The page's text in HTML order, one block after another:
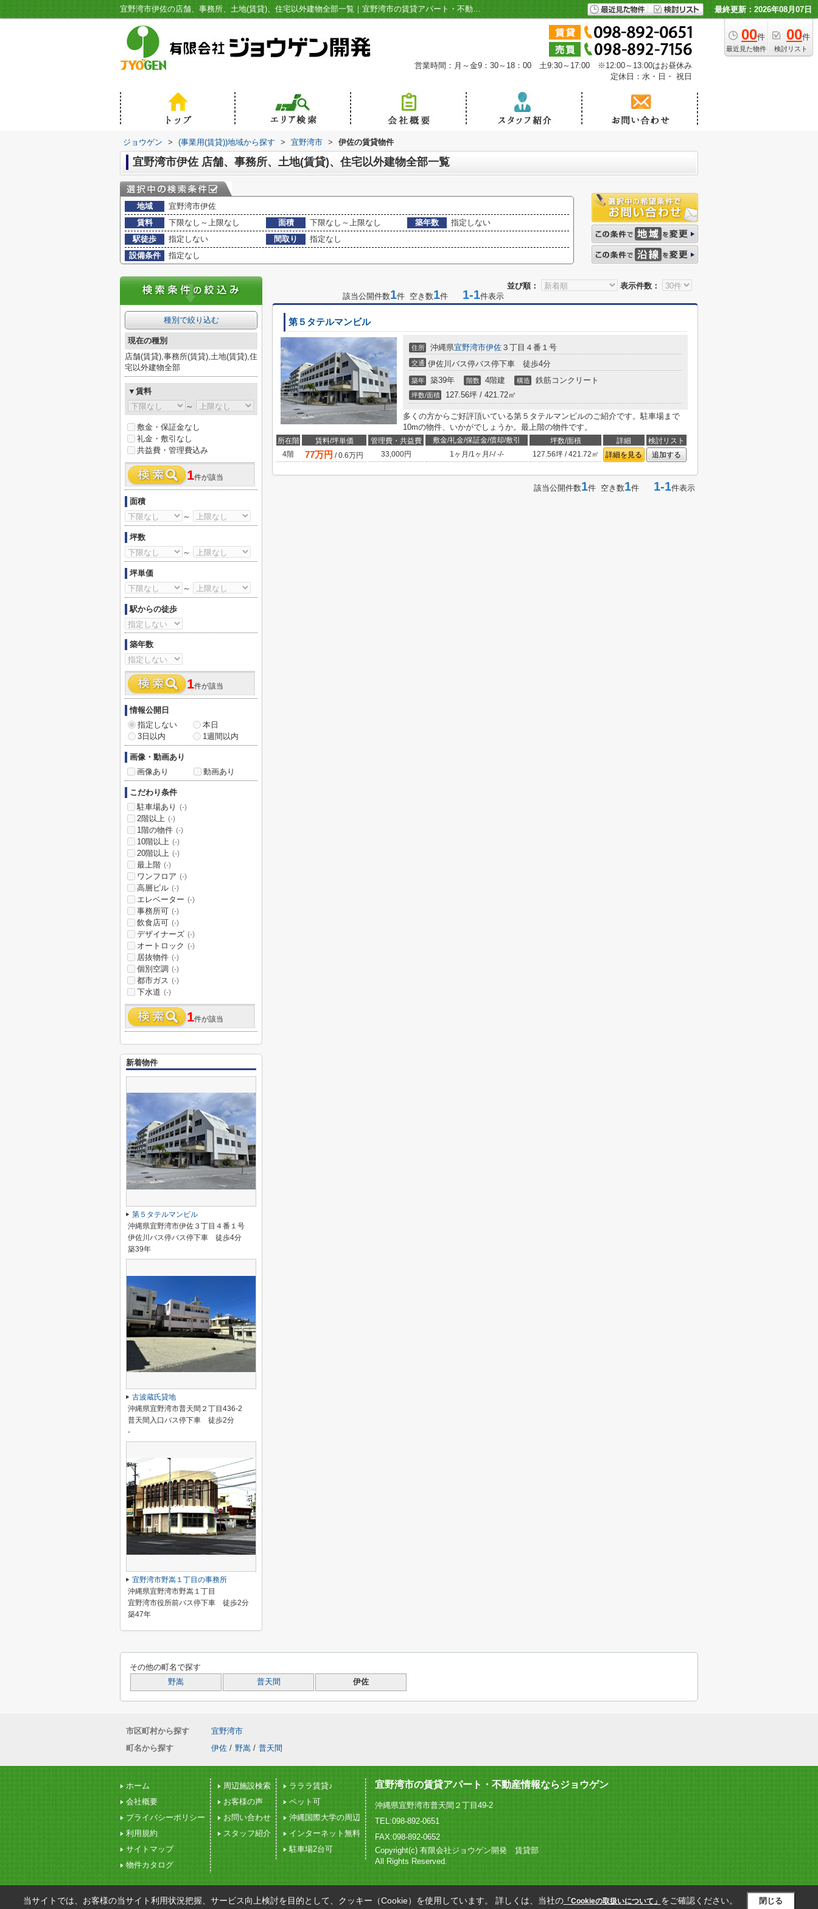
宜野湾市伊佐の店舗、事務所、土地(賃貸)、住宅以外建物全部一覧｜宜野湾市の賃貸アパート・不動産情報ならジョウゲンにお任せ！ 最終更新：2026年08月07日
00件
最近見た物件
00件
検討リスト
営業時間：月～金9：30～18：00 土9:30～17:00 ※12:00～13:00はお昼休み
定休日：水・日・ 祝日
ジョウゲン > (事業用(賃貸))地域から探す > 宜野湾市 > 伊佐の賃貸物件
宜野湾市伊佐 店舗、事務所、土地(賃貸)、住宅以外建物全部一覧
地域
宜野湾市伊佐
賃料
下限なし～上限なし 面積 下限なし～上限なし 築年数
指定しない
駅徒歩
指定しない 間取り
指定なし
設備条件
指定なし
並び順：
表示件数：
該当公開件数1件 空き数1件 1-1件表示
第５タテルマンビル
住所 沖縄県宜野湾市伊佐 ３丁目４番１号
交通 伊佐川バス停バス停下車 徒歩4分
築年 築39年 階数 4階建 構造 鉄筋コンクリート
坪数/面積 127.56坪 / 421.72㎡
多くの方からご好評頂いている第５タテルマンビルのご紹介です。駐車場まで
10mの物件、いかがでしょうか。最上階の物件です。
所在階 賃料/坪単価 管理費・共益費 敷金/礼金/保証金/償却/敷引 坪数/面積 詳細
検討リスト
4階
77万円 /0.6万円 33,000円 1ヶ月 /1ヶ月 /-/-/- 127.56坪 / 421.72㎡ 詳細を見る 追加する
該当公開件数1件 空き数1件 1-1件表示
種別で絞り込む
現在の種別
店舗(賃貸),事務所(賃貸),土地(賃貸),住
宅以外建物全部
▼賃料
～
敷金・保証金なし
礼金・敷引なし
共益費・管理費込み
1件が該当
面積
～
坪数
～
坪単価
～
駅からの徒歩
築年数
1件が該当
情報公開日
指定しない
本日
3日以内
1週間以内
画像・動画あり
画像あり
動画あり
こだわり条件
駐車場あり
(-)
2階以上 (-)
1階の物件 (-)
10階以上 (-)
20階以上 (-)
最上階 (-)
ワンフロア (-)
高層ビル (-)
エレベーター (-)
事務所可 (-)
飲食店可 (-)
デザイナーズ (-)
オートロック (-)
居抜物件 (-)
個別空調 (-)
都市ガス (-)
下水道 (-)
1件が該当
新着物件
第５タテルマンビル
沖縄県宜野湾市伊佐３丁目４番１号
伊佐川バス停バス停下車 徒歩4分
築39年
古波蔵氏貸地
沖縄県宜野湾市普天間２丁目436-2
普天間入口バス停下車 徒歩2分
-
宜野湾市野嵩１丁目の事務所
沖縄県宜野湾市野嵩１丁目
宜野湾市役所前バス停下車 徒歩2分
築47年
その他の町名で探す
野嵩 普天間 伊佐
市区町村から探す
宜野湾市
町名から探す
伊佐 / 野嵩 / 普天間
ホーム
会社概要
プライバシーポリシー
利用規約
サイトマップ
物件カタログ
周辺施設検索
お客様の声
お問い合わせ
スタッフ紹介
ラララ賃貸♪
ペット可
沖縄国際大学の周辺
インターネット無料
駐車場2台可
宜野湾市の賃貸アパート・不動産情報ならジョウゲン
沖縄県宜野湾市普天間２丁目49-2
TEL:098-892-0651
FAX:098-892-0652
Copyright(c) 有限会社ジョウゲン開発 賃貸部
All Rights Reserved.
当サイトでは、お客様の当サイト利用状況把握、サービス向上検討を目的として、クッキー（Cookie）を使用しています。 詳しくは、当社の「Cookieの取扱いについて」 をご確認ください。 閉じる